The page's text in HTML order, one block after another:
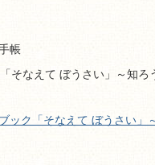
帳
そなえて ぼうさい」～知ろ
ック「そなえて ぼうさい」